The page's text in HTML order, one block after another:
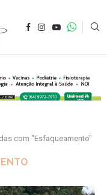
com "Esfaqueamento"